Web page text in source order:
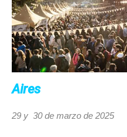
Aires
29 y 30 de marzo de 2025